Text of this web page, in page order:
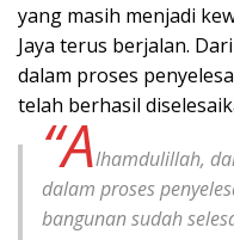
yang masih menjadi
Jaya terus berjalan.
dalam proses
telah berhasil
“Alhamdulillah,
dalam proses
bangunan sudah